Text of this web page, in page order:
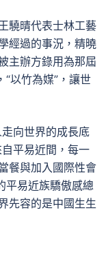
驍晴代表士林工藝
經過的事況，精曉
主辦方錄用為那屆
“以竹為媒”，讓世
向世界的成長底
平易近間，每一
餐與加入國際性會
平易近族驕傲感總
先容的是中國生生